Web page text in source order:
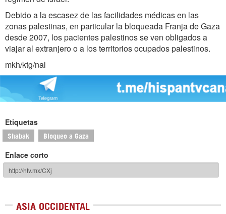
Debido a la escasez de las facilidades médicas en las
zonas palestinas, en particular la bloqueada Franja de Gaza
desde 2007, los pacientes palestinos se ven obligados a
viajar al extranjero o a los territorios ocupados palestinos.
mkh/ktg/nal
Etiquetas
Shabak Bloqueo a Gaza
Enlace corto
ASIA OCCIDENTAL